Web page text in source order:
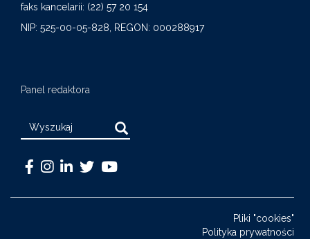
faks kancelarii: (22) 57 20 154
NIP: 525-00-05-828, REGON: 000288917
Panel redaktora
Search
Warszawski
Medical
Warszawski
Warszawski
Warszawski
Pliki "cookies"
Polityka prywatności